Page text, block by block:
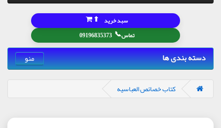
تماس📞
09196835373
سبد خرید ⬆
دسته بندی ها منو
کتاب خصائص العباسیه